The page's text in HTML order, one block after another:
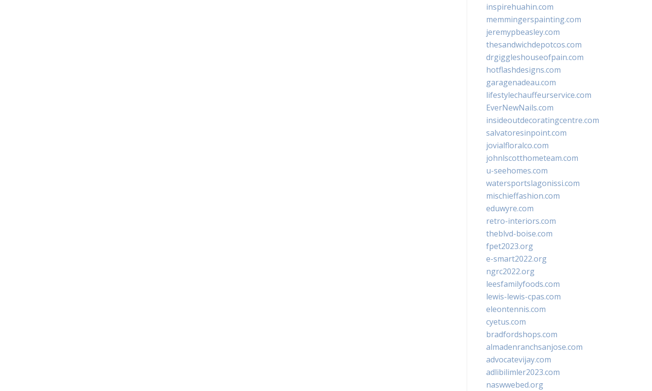
inspirehuahin.com
memmingerspainting.com
jeremypbeasley.com
thesandwichdepotcos.com
drgiggleshouseofpain.com
hotflashdesigns.com
garagenadeau.com
lifestylechauffeurservice.com
EverNewNails.com
insideoutdecoratingcentre.com
salvatoresinpoint.com
jovialfloralco.com
johnlscotthometeam.com
u-seehomes.com
watersportslagonissi.com
mischieffashion.com
eduwyre.com
retro-interiors.com
theblvd-boise.com
fpet2023.org
e-smart2022.org
ngrc2022.org
leesfamilyfoods.com
lewis-lewis-cpas.com
eleontennis.com
cyetus.com
bradfordshops.com
almadenranchsanjose.com
advocatevijay.com
adlibilimler2023.com
naswwebed.org